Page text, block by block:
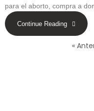
para el aborto, compra a
Continue Reading
«